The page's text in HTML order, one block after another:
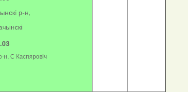
р-н,
н, С Каспяровіч